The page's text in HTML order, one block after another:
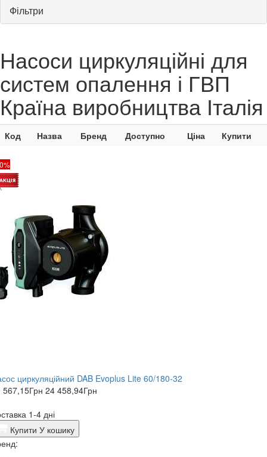
Фільтри
Насоси циркуляційні для
систем опалення і ГВП
Країна виробництва Італія
Код Назва Бренд Доступно Ціна Купити
циркуляційний DAB Evoplus Lite 60/180-32
567,15Грн 24 458,94Грн
1-4 дні
Купити У кошику